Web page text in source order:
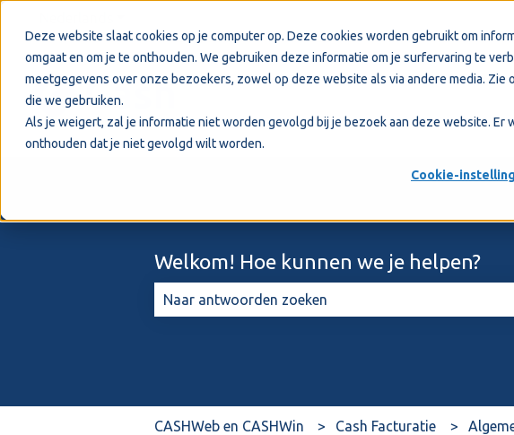
Deze website slaat cookies op je computer op. Deze cookies worden gebruikt om
omgaat en om je te onthouden. We gebruiken deze informatie om je surfervaring te
meetgegevens over onze bezoekers, zowel op deze website als via andere media. Zie
die we gebruiken.
Als je weigert, zal je informatie niet worden gevolgd bij je bezoek aan deze website.
onthouden dat je niet gevolgd wilt worden.
Cookie-
Welkom! Hoe kunnen we je helpen?
CASHWeb en CASHWin Cash Facturatie